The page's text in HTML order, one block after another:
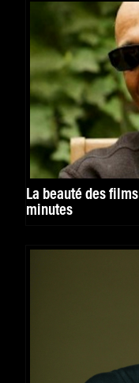
La beauté des
minutes